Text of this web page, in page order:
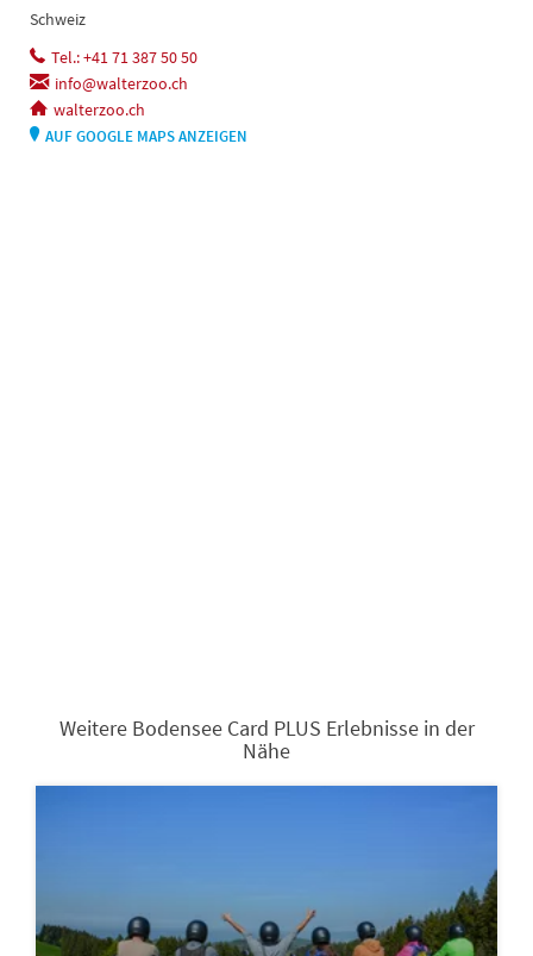
Schweiz
Tel.: +41 71 387 50 50
info@walterzoo.ch
walterzoo.ch
AUF GOOGLE MAPS ANZEIGEN
Weitere Bodensee Card PLUS Erlebnisse in der
Nähe